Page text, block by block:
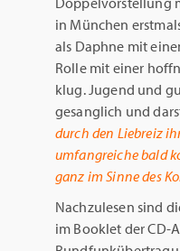
in München
als Daphne mit
Rolle mit einer
klug. Jugend und
gesanglich und
durch den Liebreiz
umfangreiche bald
ganz im Sinne des
Nachzulesen sind
im Booklet der CD-